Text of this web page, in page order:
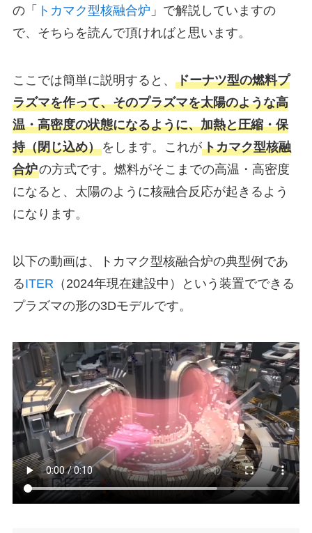
の「 トカマク型核融合炉 」で解説していますの
で、そちらを読んで頂ければと思います。
ここでは簡単に説明すると、 ドーナツ型の燃料プ
ラズマを作って、そのプラズマを太陽のような高
温・高密度の状態になるように、加熱と圧縮・保
持（閉じ込め）をします。これがトカマク型核融
合炉の方式です。燃料がそこまでの高温・高密度
になると、太陽のように核融合反応が起きるよう
になります。
以下の動画は、トカマク型核融合炉の典型例であ
るITER （2024年現在建設中）という装置でできる
プラズマの形の3Dモデルです。